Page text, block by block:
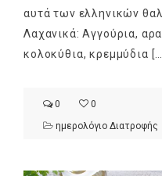
αυτά των ελληνικών
Λαχανικά: Αγγούρια,
κολοκύθια, κρεμμύδια […]
0
0
ημερολόγιο Διατροφής